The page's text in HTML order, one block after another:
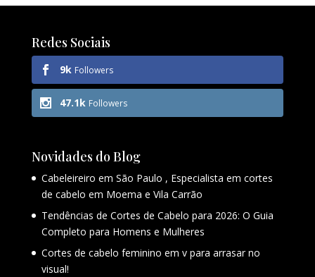
Redes Sociais
9k Followers
47.1k Followers
Novidades do Blog
Cabeleireiro em São Paulo , Especialista em cortes
de cabelo em Moema e Vila Carrão
Tendências de Cortes de Cabelo para 2026: O Guia
Completo para Homens e Mulheres
Cortes de cabelo feminino em v para arrasar no
visual!